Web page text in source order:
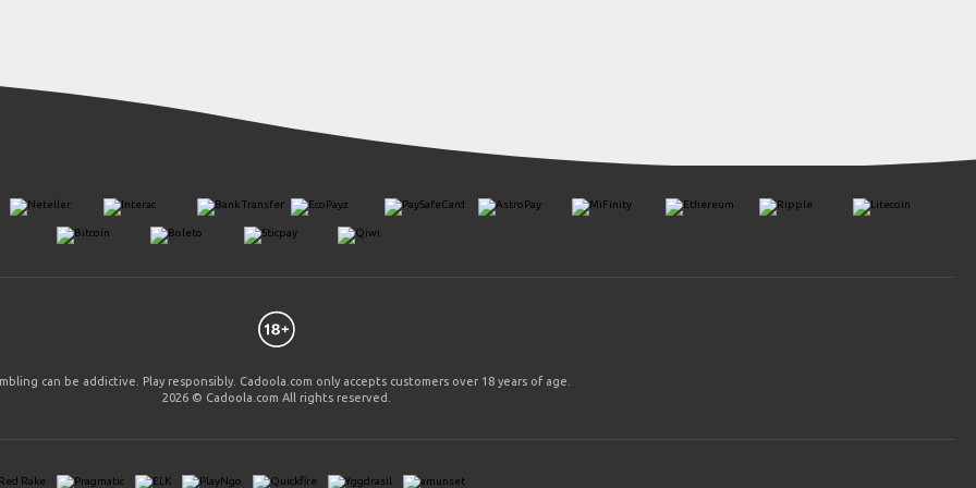
can be addictive. Play responsibly. Cadoola.com only accepts customers over 18 years of age.
2026 © Cadoola.com All rights reserved.